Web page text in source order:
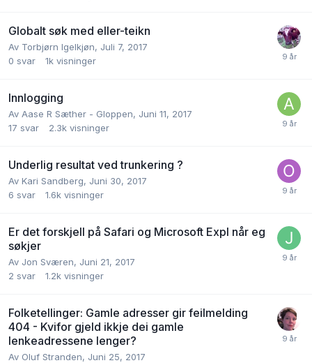
Globalt søk med eller-teikn
Av Torbjørn Igelkjøn, Juli 7, 2017
0 svar 1k visninger
Innlogging
Av Aase R Sæther - Gloppen, Juni 11, 2017
17 svar 2.3k visninger
Underlig resultat ved trunkering ?
Av Kari Sandberg, Juni 30, 2017
6 svar 1.6k visninger
Er det forskjell på Safari og Microsoft Expl når eg
søkjer
Av Jon Sværen, Juni 21, 2017
2 svar 1.2k visninger
Folketellinger: Gamle adresser gir feilmelding
404 - Kvifor gjeld ikkje dei gamle
lenkeadressene lenger?
Av Oluf Stranden, Juni 25, 2017